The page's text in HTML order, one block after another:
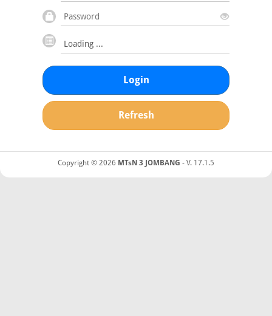
Login
Refresh
Copyright © 2026 MTsN 3 JOMBANG - V. 17.1.5